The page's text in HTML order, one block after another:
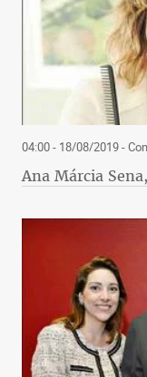
04:00 - 18/08/2019-
Ana Márcia